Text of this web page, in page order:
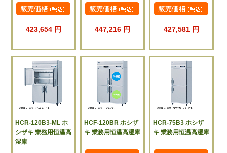
423,654 円 447,216 円 427,581 円
HCR-120B3-ML ホ
シザキ 業務用恒温高
湿庫
HCF-120BR ホシザ
キ 業務用恒温高湿庫
HCR-75B3 ホシザ
キ 業務用恒温高湿庫